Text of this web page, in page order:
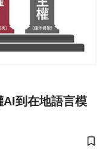
到在地語言模